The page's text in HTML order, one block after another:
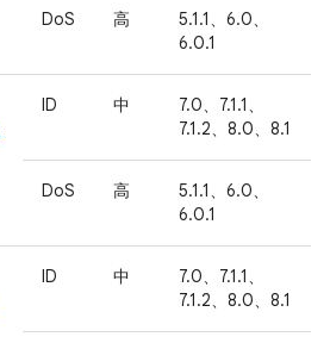
DoS 高
5.1.1、6.0、
6.0.1
ID 中
7.0、7.1.1、
7.1.2、8.0、8.1
DoS 高
5.1.1、6.0、
6.0.1
ID 中
7.0、7.1.1、
7.1.2、8.0、8.1